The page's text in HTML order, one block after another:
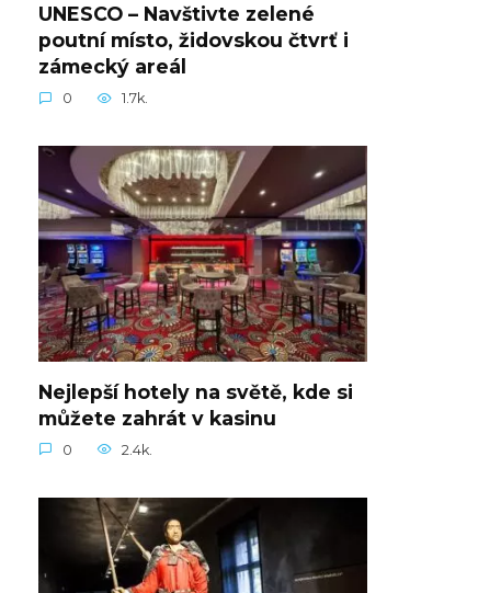
UNESCO – Navštivte zelené
poutní místo, židovskou čtvrť i
zámecký areál
0 1.7k.
Nejlepší hotely na světě, kde si
můžete zahrát v kasinu
0 2.4k.